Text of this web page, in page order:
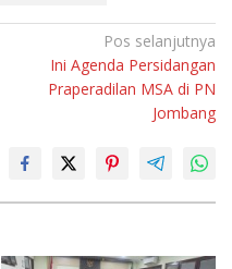
Pos selanjutnya
Ini Agenda Persidangan
Praperadilan MSA di PN
Jombang